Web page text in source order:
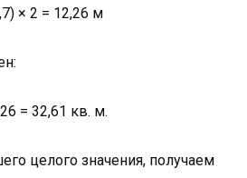
× 2 = 12,26 м
= 32,61 кв. м.
целого значения, получаем